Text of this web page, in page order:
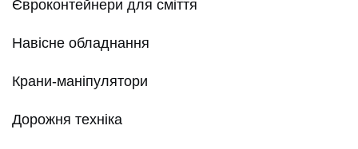
Євроконтейнери для сміття
Навісне обладнання
Крани-маніпулятори
Дорожня техніка